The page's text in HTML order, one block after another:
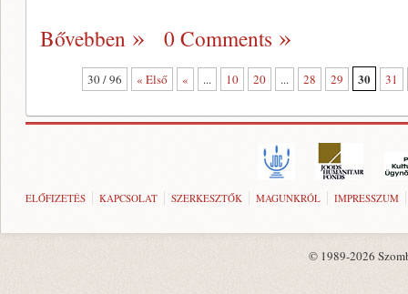
Bővebben 0 Comments
30 / 96 « Első « ... 10 20 ... 28 29 30 31
ELŐFIZETÉS KAPCSOLAT SZERKESZTŐK MAGUNKRÓL IMPRESSZUM
© 1989-2026